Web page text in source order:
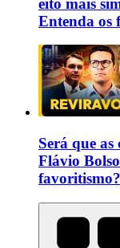
Entenda os
Será que
Flávio
favoritismo?